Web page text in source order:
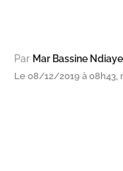
Par Mar Bassine Ndiaye
Le 08/12/2019 à 08h43,